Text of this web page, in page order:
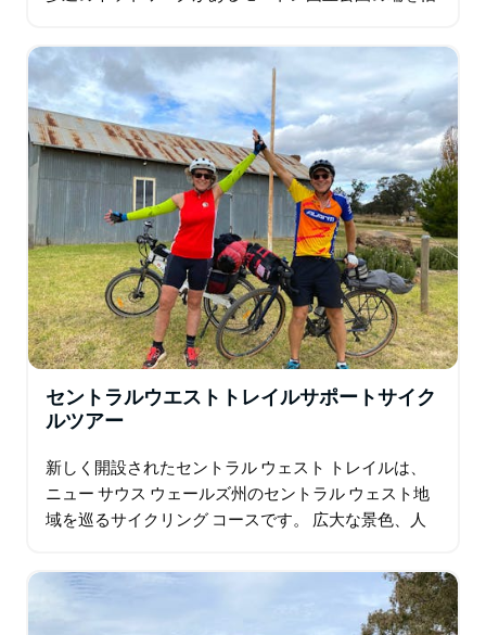
す。 象徴的な町の間の裏道を歩いて、壮大な土地…
セントラルウエストトレイルサポートサイク
ルツアー
新しく開設されたセントラル ウェスト トレイルは、
ニュー サウス ウェールズ州のセントラル ウェスト地
域を巡るサイクリング コースです。 広大な景色、人
史、ゴールド ラッシュ時代の遺跡など…